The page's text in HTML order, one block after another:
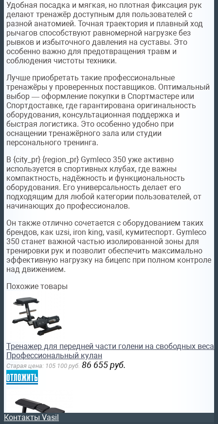
Удобная посадка и мягкая, но плотная фиксация рук
делают тренажёр доступным для пользователей с
разной анатомией. Точная траектория и плавный ход
рычагов способствуют равномерной нагрузке без
рывков и избыточного давления на суставы. Это
особенно важно для предотвращения травм и
соблюдения чистоты техники.
Лучше приобретать такие профессиональные
тренажёры у проверенных поставщиков. Оптимальный
выбор — оформление покупки в Спортмастере или
Спортдоставке, где гарантирована оригинальность
оборудования, консультационная поддержка и
быстрая логистика. Это особенно удобно при
оснащении тренажёрного зала или студии
персонального тренинга.
В {city_pr} {region_pr} Gymleco 350 уже активно
используется в спортивных клубах, где важны
компактность, надёжность и функциональность
оборудования. Его универсальность делает его
подходящим для любой категории пользователей, от
начинающих до профессионалов.
Он также отлично сочетается с оборудованием таких
брендов, как uzsi, iron king, vasil, кумитеспорт. Gymleco
350 станет важной частью изолированной зоны для
тренировки рук и позволит обеспечить максимально
эффективную нагрузку на бицепс при полном контроле
над движением.
Похожие товары
Тренажер для передней части голени на свободных
Профессиональный кулан
Старая цена: 105 100 руб. 86 655 руб.
отложить
Контакты Vasil